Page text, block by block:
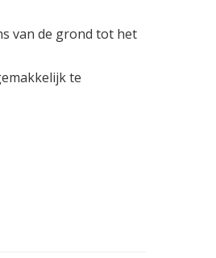
van de grond tot het
te